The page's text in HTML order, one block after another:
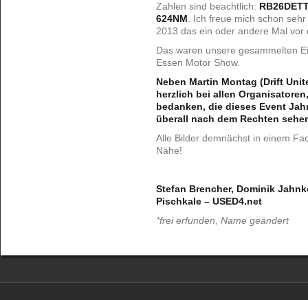
Zahlen sind beachtlich:
624NM . Ich freue mich schon
2013 das ein oder andere Mal vor
Das waren unsere gesammelten
Essen Motor Show.
Neben Martin Montag (Drift
herzlich bei allen
bedanken, die dieses Event
überall nach dem Rechten
Alle Bilder demnächst in einem
Nähe!
Stefan Brencher, Dominik
Pischkale – USED4.net
*frei erfunden, Name geändert